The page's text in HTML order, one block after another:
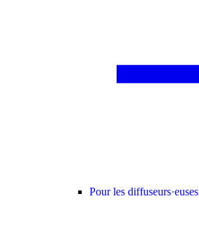
Pour les diffuseurs·euses